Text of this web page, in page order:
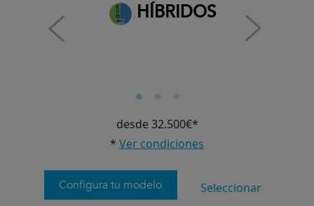
HÍBRIDOS
desde 32.500€*
* Ver condiciones
Configura tu modelo Seleccionar